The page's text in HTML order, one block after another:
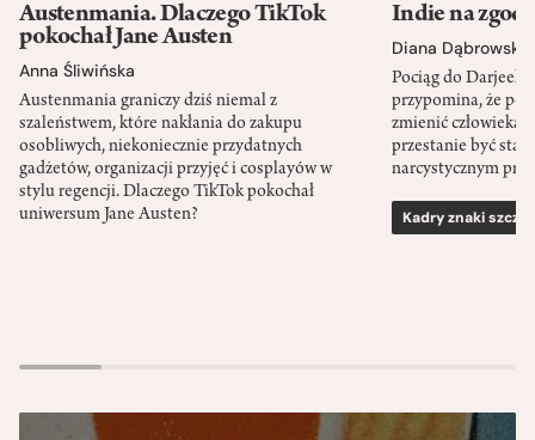
Austenmania. Dlaczego TikTok
pokochał Jane Austen
Anna Śliwińska
Austenmania graniczy dziś niemal z
szaleństwem, które nakłania do zakupu
osobliwych, niekoniecznie przydatnych
gadżetów, organizacji przyjęć i cosplayów w
stylu regencji. Dlaczego TikTok pokochał
uniwersum Jane Austen?
Indie na
Diana Dąbrowska
Pociąg do
przypomina, że
zmienić człowieka
przestanie być
narcystycznym
Kadry znaki